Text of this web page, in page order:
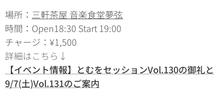
場所： 三軒茶屋 音楽食堂夢弦
時間：Open18:30 Start 19:00
チャージ：¥1,500
詳細はこちら↓
【イベント情報】とむをセッションVol.130の御礼と
9/7(土)Vol.131のご案内